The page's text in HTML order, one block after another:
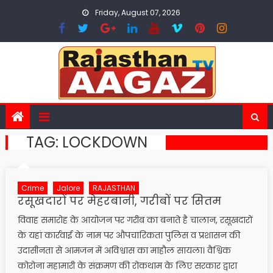
Friday, August 07, 2026
TAG: LOCKDOWN
Crime Jalore RAJASTHAN
रसूखदारों पर मेहरबानी, गरीबों पर सितम
विवाह समारोह के आयोजन पर गरीब का बनाते है चालान, रसूखदारों
के यहां कार्रवाई के नाम पर औपचारिकता पुलिस व प्रशासन की
उदासीनता से आमजन में अविश्वास का माहौल सायला। वैश्विक
कोरोना महामारी के संक्रमण की रोकथाम के लिए सरकार द्वारा